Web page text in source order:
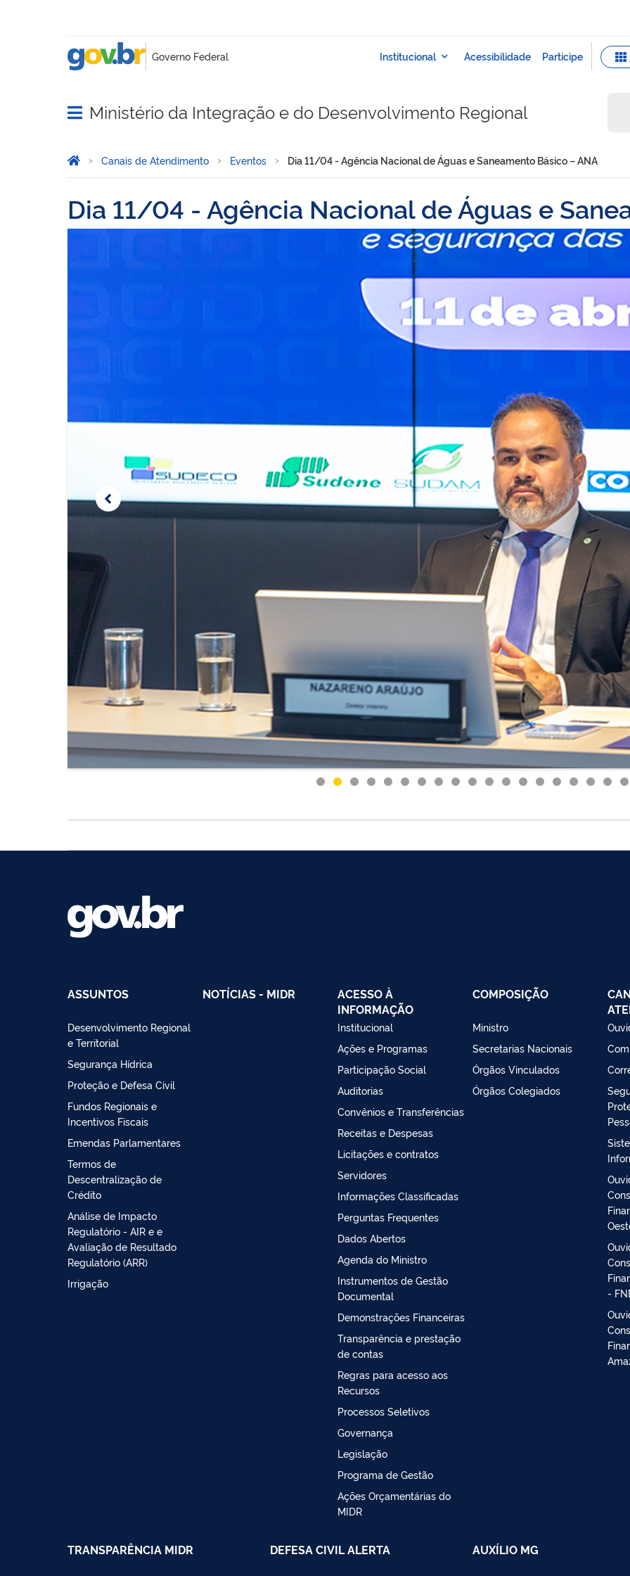
Abrir menu principal de navegação
Ministério da Integração e do Desenvolvimento Regional
Você está aqui:
Página Inicial
Canais de Atendimento Eventos Dia 11/04 - Agência Nacional de Águas e Saneamento Básico – ANA
Dia 11/04 - Agência Nacional de Águas e
ASSUNTOS
Desenvolvimento Regional
e Territorial
Segurança Hídrica
Proteção e Defesa Civil
Fundos Regionais e
Incentivos Fiscais
Emendas Parlamentares
Termos de
Descentralização de
Crédito
Análise de Impacto
Regulatório - AIR e e
Avaliação de Resultado
Regulatório (ARR)
Irrigação
NOTÍCIAS - MIDR
ACESSO À
INFORMAÇÃO
Institucional
Ações e Programas
Participação Social
Auditorias
Convênios e Transferências
Receitas e Despesas
Licitações e contratos
Servidores
Informações Classificadas
Perguntas Frequentes
Dados Abertos
Agenda do Ministro
Instrumentos de Gestão
Documental
Demonstrações Financeiras
Transparência e prestação
de contas
Regras para acesso aos
Recursos
Processos Seletivos
Governança
Legislação
Programa de Gestão
Ações Orçamentárias do
MIDR
COMPOSIÇÃO
Ministro
Secretarias Nacionais
Órgãos Vinculados
Órgãos Colegiados
-
TRANSPARÊNCIA MIDR DEFESA CIVIL ALERTA AUXÍLIO MG